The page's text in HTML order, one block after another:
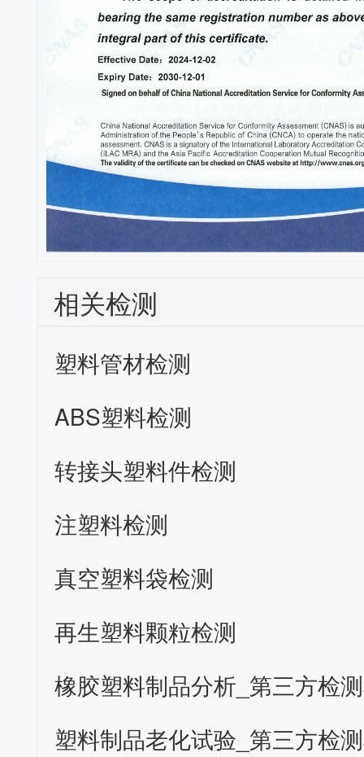
相关检测
塑料管材检测
ABS塑料检测
转接头塑料件检测
注塑料检测
真空塑料袋检测
再生塑料颗粒检测